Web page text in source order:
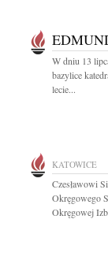
W dniu 13
bazylice
lecie...
KATOWICE
Czesławowi
Okręgowego
Okręgowej